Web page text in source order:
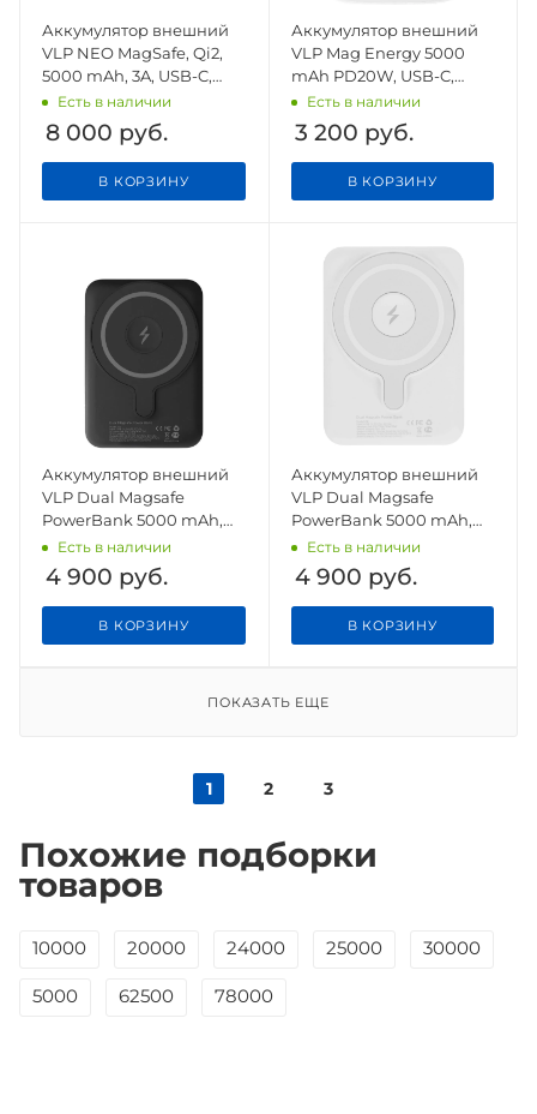
Аккумулятор внешний
VLP NEO MagSafe, Qi2,
5000 mAh, 3A, USB-C,
amber gray
Есть в наличии
8 000 руб.
В КОРЗИНУ
Аккумулятор внешний
VLP Mag Energy 5000
mAh PD20W, USB-C,
белый
Есть в наличии
3 200 руб.
В КОРЗИНУ
Аккумулятор внешний
VLP Dual Magsafe
PowerBank 5000 mAh,
3A, USB-C, черный
Есть в наличии
4 900 руб.
В КОРЗИНУ
Аккумулятор внешний
VLP Dual Magsafe
PowerBank 5000 mAh,
3A, USB-C, белый
Есть в наличии
4 900 руб.
В КОРЗИНУ
ПОКАЗАТЬ ЕЩЕ
1 2 3
Похожие подборки
товаров
10000 20000 24000 25000 30000
5000 62500 78000